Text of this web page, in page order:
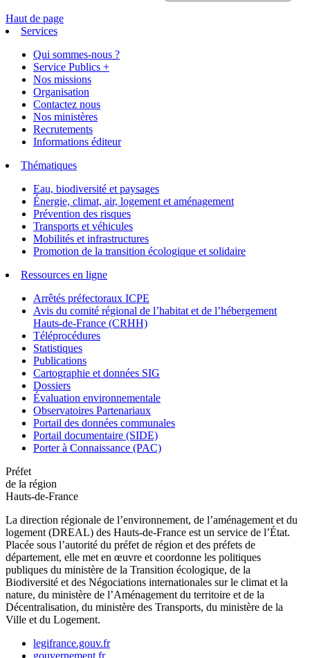
Haut de page
Services
Qui sommes-nous ?
Service Publics +
Nos missions
Organisation
Contactez nous
Nos ministères
Recrutements
Informations éditeur
Thématiques
Eau, biodiversité et paysages
Énergie, climat, air, logement et aménagement
Prévention des risques
Transports et véhicules
Mobilités et infrastructures
Promotion de la transition écologique et solidaire
Ressources en ligne
Arrêtés préfectoraux ICPE
Avis du comité régional de l’habitat et de l’hébergement
Hauts-de-France (CRHH)
Téléprocédures
Statistiques
Publications
Cartographie et données SIG
Dossiers
Évaluation environnementale
Observatoires Partenariaux
Portail des données communales
Portail documentaire (SIDE)
Porter à Connaissance (PAC)
Préfet
de la région
Hauts-de-France
La direction régionale de l’environnement, de l’aménagement et du
logement (DREAL) des Hauts-de-France est un service de l’État.
Placée sous l’autorité du préfet de région et des préfets de
département, elle met en œuvre et coordonne les politiques
publiques du ministère de la Transition écologique, de la
Biodiversité et des Négociations internationales sur le climat et la
nature, du ministère de l’Aménagement du territoire et de la
Décentralisation, du ministère des Transports, du ministère de la
Ville et du Logement.
legifrance.gouv.fr
gouvernement.fr